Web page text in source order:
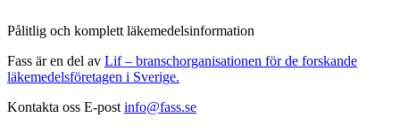
Pålitlig och komplett läkemedelsinformation
Fass är en del av Lif – branschorganisationen för de forskande
läkemedelsföretagen i Sverige.
Kontakta oss E-post info@fass.se